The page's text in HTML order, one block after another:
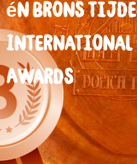
én brons
International
Awards